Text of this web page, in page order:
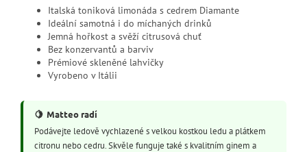
Italská toniková limonáda s cedrem Diamante
Ideální samotná i do míchaných drinků
Jemná hořkost a svěží citrusová chuť
Bez konzervantů a barviv
Prémiové skleněné lahvičky
Vyrobeno v Itálii
🍋 Matteo radí
Podávejte ledově vychlazené s velkou kostkou ledu a plátkem
citronu nebo cedru. Skvěle funguje také s kvalitním ginem a